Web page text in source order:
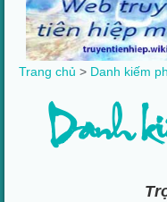
Trang chủ > Danh kiếm
Danh